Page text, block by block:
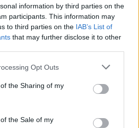
information by third parties on the
participants. This information may
to third parties on the IAB’s List of
that may further disclose it to other
Opt Outs
the Sharing of my
the Sale of my
ο πρόεδρος και
της Dimand, Δημήτρης